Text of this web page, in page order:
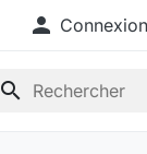
 Connexion
search